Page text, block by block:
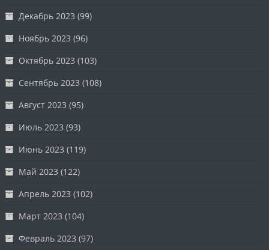
Декабрь 2023 (99)
Ноябрь 2023 (96)
Октябрь 2023 (103)
Сентябрь 2023 (108)
Август 2023 (95)
Июль 2023 (93)
Июнь 2023 (119)
Май 2023 (122)
Апрель 2023 (102)
Март 2023 (104)
Февраль 2023 (97)